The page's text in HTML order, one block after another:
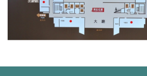
總務處表單下載